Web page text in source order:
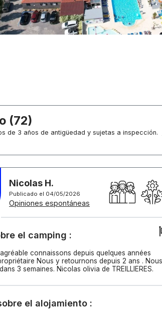
(72)
de 3 años de antigüedad y sujetas a inspección.
Nicolas H.
Publicado el 04/05/2026
Opiniones espontáneas
el camping :
connaissons depuis quelques années
Nous y retournons depuis 2 ans . Nous
3 semaines. Nicolas olivia de TREILLIERES.
el alojamiento :